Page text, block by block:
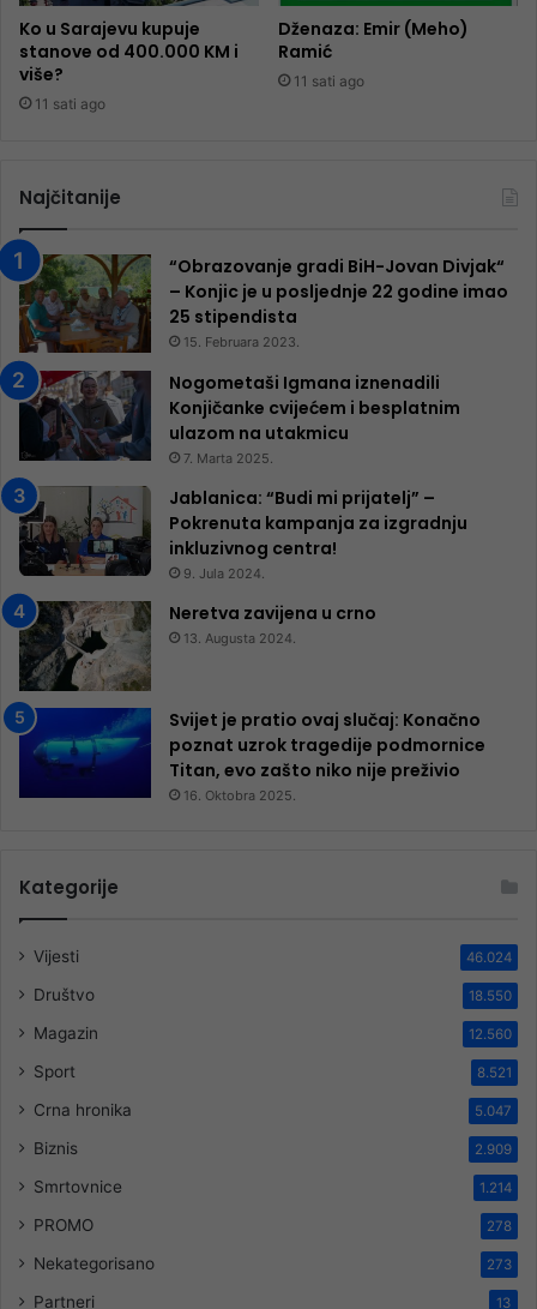
Ko u Sarajevu kupuje
stanove od 400.000 KM i
više?
11 sati ago
Dženaza: Emir (Meho)
Ramić
11 sati ago
Najčitanije
“Obrazovanje gradi BiH-Jovan Divjak“
– Konjic je u posljednje 22 godine imao
25 ​​stipendista
15. Februara 2023.
Nogometaši Igmana iznenadili
Konjičanke cvijećem i besplatnim
ulazom na utakmicu
7. Marta 2025.
Jablanica: “Budi mi prijatelj” –
Pokrenuta kampanja za izgradnju
inkluzivnog centra!
9. Jula 2024.
Neretva zavijena u crno
13. Augusta 2024.
Svijet je pratio ovaj slučaj: Konačno
poznat uzrok tragedije podmornice
Titan, evo zašto niko nije preživio
16. Oktobra 2025.
Kategorije
Vijesti 46.024
Društvo 18.550
Magazin 12.560
Sport 8.521
Crna hronika 5.047
Biznis 2.909
Smrtovnice 1.214
PROMO 278
Nekategorisano 273
Partneri 13